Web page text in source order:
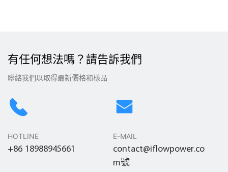
有任何想法嗎？請告訴我們
聯絡我們以取得最新價格和樣品
HOTLINE
+86 18988945661
E-MAIL
contact@iflowpower.co
m號